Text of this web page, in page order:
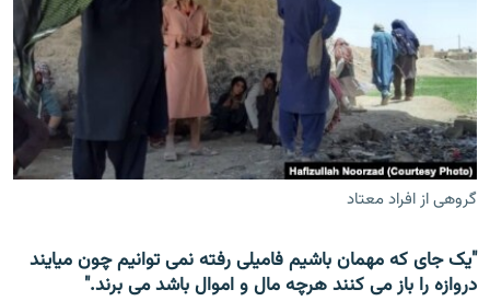
تماس
صفحه پشتو
Azadi English
گروهی از افراد معتاد
"یک جای که مهمان باشیم فامیلی رفته نمی توانیم چون میایند
دروازه را باز می کنند هرچه مال و اموال باشد می برند."